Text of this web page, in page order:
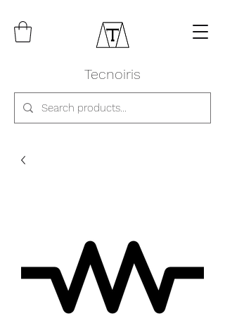
Tecnoiris